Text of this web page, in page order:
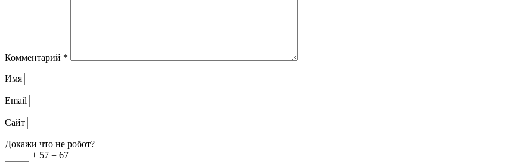
Комментарий *
Имя
Email
Сайт
Докажи что не робот?
+ 57 = 67